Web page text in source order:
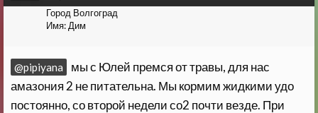
Город Волгоград
Имя: Дим
@pipiyana
мы с Юлей премся от травы, для нас
амазония 2 не питательна. Мы кормим жидкими удо
постоянно, со второй недели со2 почти везде. При